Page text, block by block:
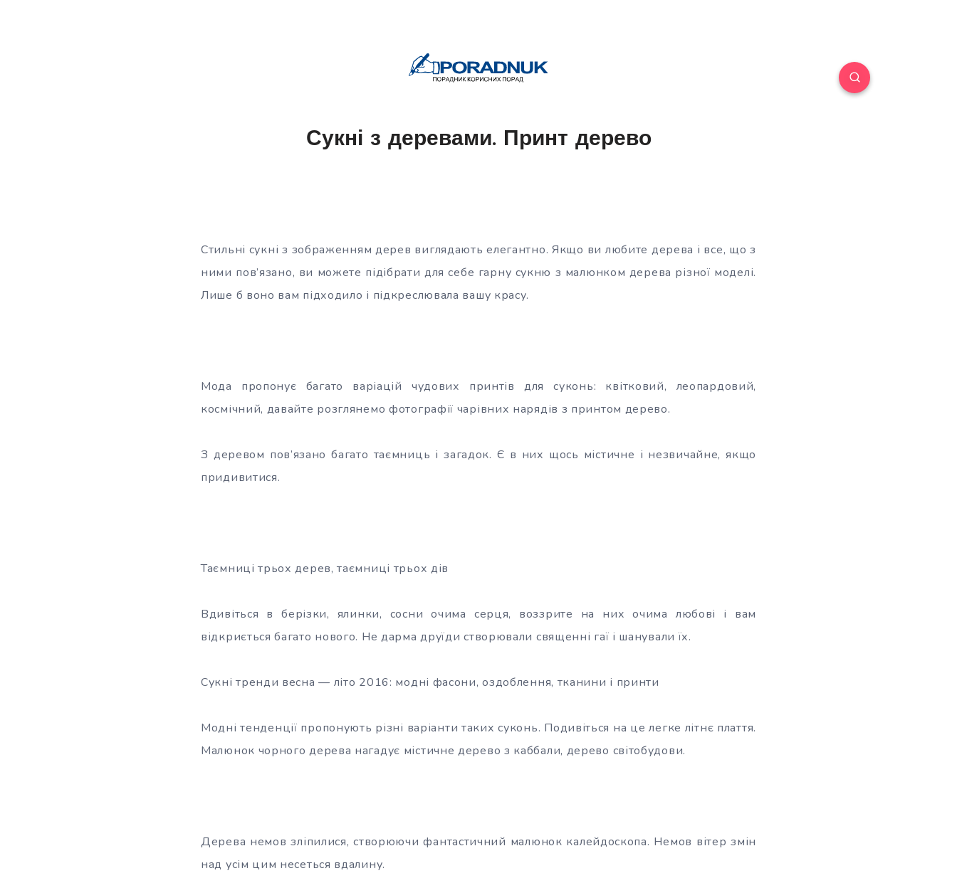
Сукні з деревами. Принт дерево
Стильні сукні з зображенням дерев виглядають елегантно. Якщо ви любите дерева і все, що з
ними пов’язано, ви можете підібрати для себе гарну сукню з малюнком дерева різної моделі.
Лише б воно вам підходило і підкреслювала вашу красу.
Мода пропонує багато варіацій чудових принтів для суконь: квітковий, леопардовий,
космічний, давайте розглянемо фотографії чарівних нарядів з принтом дерево.
З деревом пов’язано багато таємниць і загадок. Є в них щось містичне і незвичайне, якщо
придивитися.
Таємниці трьох дерев, таємниці трьох дів
Вдивіться в берізки, ялинки, сосни очима серця, воззрите на них очима любові і вам
відкриється багато нового. Не дарма друїди створювали священні гаї і шанували їх.
Сукні тренди весна — літо 2016: модні фасони, оздоблення, тканини і принти
Модні тенденції пропонують різні варіанти таких суконь. Подивіться на це легке літнє плаття.
Малюнок чорного дерева нагадує містичне дерево з каббали, дерево світобудови.
Дерева немов зліпилися, створюючи фантастичний малюнок калейдоскопа. Немов вітер змін
над усім цим несеться вдалину.